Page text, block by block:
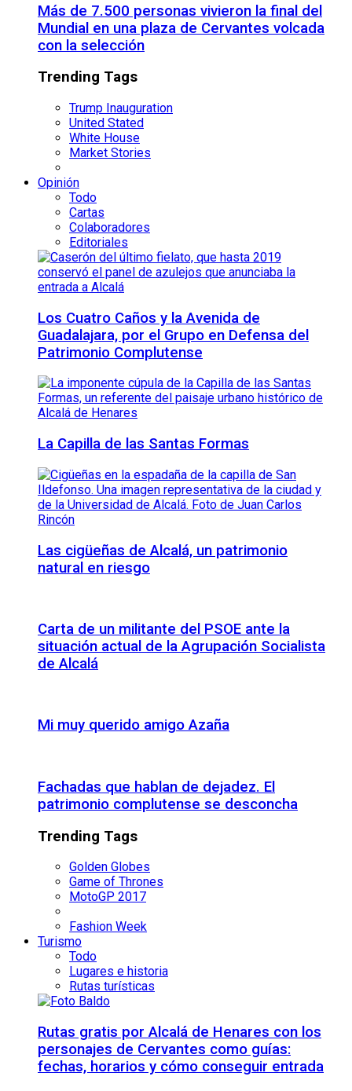
Más de 7.500 personas vivieron la final del
Mundial en una plaza de Cervantes volcada
con la selección
Trending Tags
Trump Inauguration
United Stated
White House
Market Stories
Opinión
Todo
Cartas
Colaboradores
Editoriales
Los Cuatro Caños y la Avenida de
Guadalajara, por el Grupo en Defensa del
Patrimonio Complutense
La Capilla de las Santas Formas
Las cigüeñas de Alcalá, un patrimonio
natural en riesgo
Carta de un militante del PSOE ante la
situación actual de la Agrupación Socialista
de Alcalá
Mi muy querido amigo Azaña
Fachadas que hablan de dejadez. El
patrimonio complutense se desconcha
Trending Tags
Golden Globes
Game of Thrones
MotoGP 2017
Fashion Week
Turismo
Todo
Lugares e historia
Rutas turísticas
Rutas gratis por Alcalá de Henares con los
personajes de Cervantes como guías:
fechas, horarios y cómo conseguir entrada